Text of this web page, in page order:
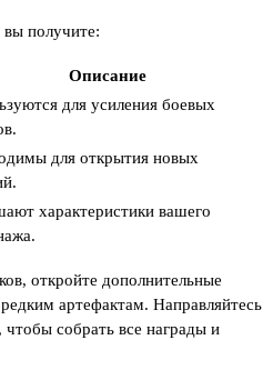
вы получите:
Описание
для усиления боевых
для открытия новых
характеристики вашего
откройте дополнительные
артефактам. Направляйтесь
собрать все награды и